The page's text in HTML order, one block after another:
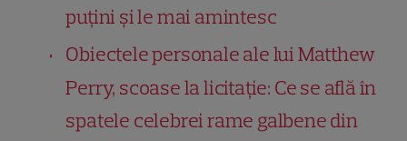
puțini și le mai amintesc
Obiectele personale ale lui Matthew
Perry, scoase la licitație: Ce se află în
spatele celebrei rame galbene din